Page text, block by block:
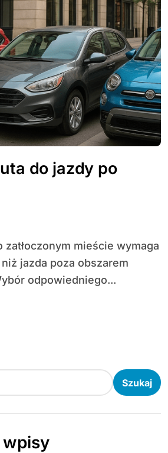
do jazdy po
jazda poza obszarem
odpowiedniego...
Szukaj
wpisy